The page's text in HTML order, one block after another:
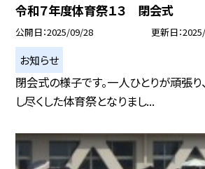
令和７年度体育祭１３ 閉会式
公開日 2025/09/28 更新日
お知らせ
閉会式の様子です。一人ひとりが頑張
し尽くした体育祭となりまし...